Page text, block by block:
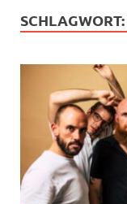
SCHLAGWORT: